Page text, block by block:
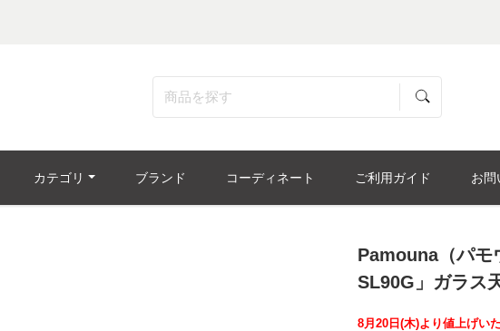
カテゴリ ブランド コーディネート ご利用ガイド お問
Pamouna（パモ
SL90G」ガラス
8月20日(木)より値上げい